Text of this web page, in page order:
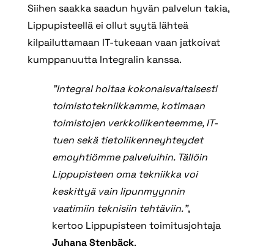
Siihen saakka saadun hyvän palvelun takia,
Lippupisteellä ei ollut syytä lähteä
kilpailuttamaan IT-tukeaan vaan jatkoivat
kumppanuutta Integralin kanssa.
”Integral hoitaa kokonaisvaltaisesti
toimistotekniikkamme, kotimaan
toimistojen verkkoliikenteemme, IT-
tuen sekä tietoliikenneyhteydet
emoyhtiömme palveluihin. Tällöin
Lippupisteen oma tekniikka voi
keskittyä vain lipunmyynnin
vaatimiin teknisiin tehtäviin.”,
kertoo Lippupisteen toimitusjohtaja
Juhana Stenbäck.